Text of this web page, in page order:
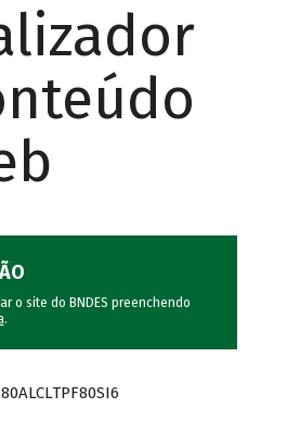
o site do BNDES preenchendo
.